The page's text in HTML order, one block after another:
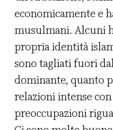
economicamente e
musulmani. Alcuni
propria identità
sono tagliati fuori
dominante, quanto
relazioni intense
preoccupazioni